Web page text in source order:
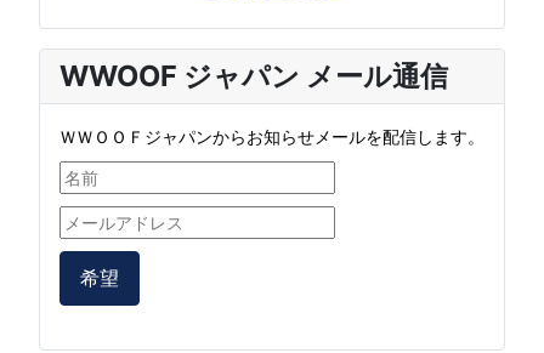
WWOOF ジャパン メール通信
ＷＷＯＯＦジャパンからお知らせメールを配信します。
希望